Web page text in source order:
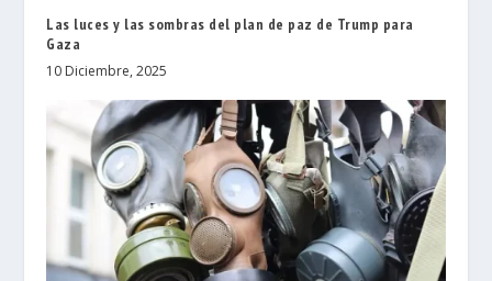
Las luces y las sombras del plan de paz de Trump para
Gaza
10 Diciembre, 2025